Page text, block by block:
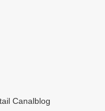
Canalblog